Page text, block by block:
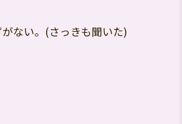
ない。(さっきも聞いた)